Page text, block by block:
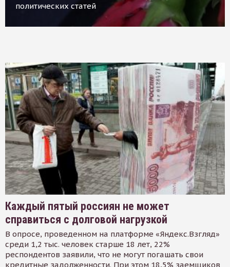
политических статей
Каждый пятый россиян не может
справиться с долговой нагрузкой
В опросе, проведенном на платформе «Яндекс.Взгляд»
среди 1,2 тыс. человек старше 18 лет, 22%
респондентов заявили, что не могут погашать свои
кредитные задолженности. При этом 18,5% заемщиков